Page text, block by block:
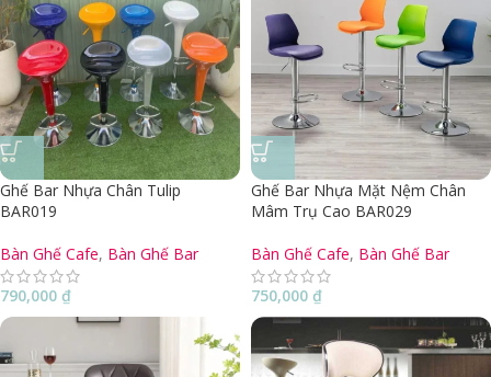
Ghế Bar Nhựa Chân Tulip
BAR019
Bàn Ghế Cafe, Bàn Ghế Bar
790,000 ₫
Ghế Bar Nhựa Mặt Nệm Chân
Mâm Trụ Cao BAR029
Bàn Ghế Cafe, Bàn Ghế Bar
750,000 ₫